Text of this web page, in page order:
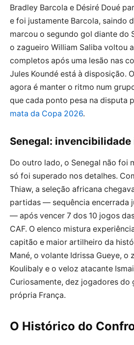
Bradley Barcola e Désiré Doué
e foi justamente Barcola, saindo
marcou o segundo gol diante do
o zagueiro William Saliba voltou
completos após uma lesão nas
Jules Koundé está à disposição.
agora é manter o ritmo num
que cada ponto pesa na disputa
mata da Copa 2026.
Senegal:
Do outro lado, o Senegal não foi
só foi superado nos detalhes.
Thiaw, a seleção africana
partidas — sequência encerrada
— após vencer 7 dos 10 jogos
CAF. O elenco mistura
capitão e maior artilheiro da
Mané, o volante Idrissa Gueye, o
Koulibaly e o veloz atacante
Curiosamente, dez jogadores do
própria França.
O Histórico do